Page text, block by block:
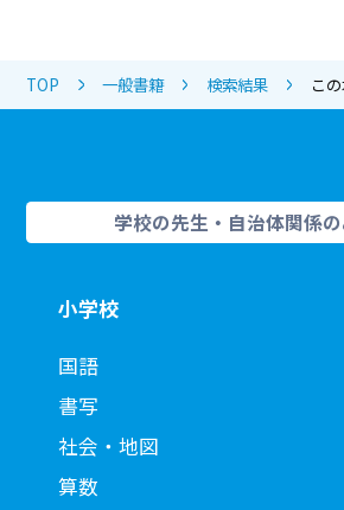
TOP 一般書籍 検索結果 こ
学校の先生・自治体関係
小学校
国語
書写
社会・地図
算数